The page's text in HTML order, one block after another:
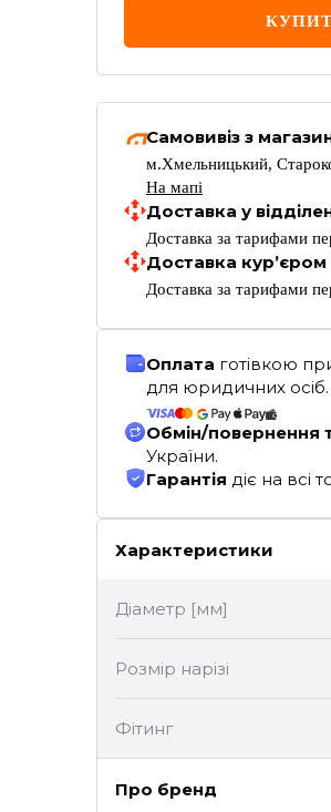
Самовивіз з
м.Хмельницький,
На мапі
Доставка у
Доставка за тарифами
Доставка
Доставка за тарифами
Оплата готівкою
для юридичних осіб.
Обмін/повернення
України.
Гарантія діє на всі
Характеристики
Діаметр [мм]
Розмір нарізі
Фітинг
Про бренд